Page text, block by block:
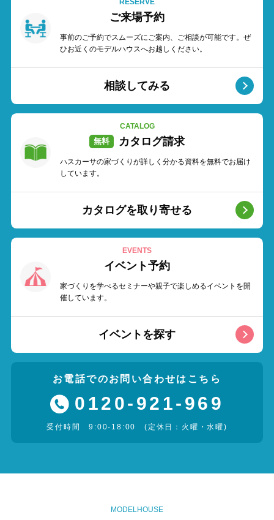
ご来場予約
事前のご予約でスムーズにご案内、ご相談が可能です。ぜ
ひお近くのモデルハウスへお越しください。
相談してみる
CATALOG
カタログ請求
ハスカーサの家づくりが詳しく分かる資料を無料でお届け
しています。
カタログを取り寄せる
EVENTS
イベント予約
家づくりを学べるセミナーや親子で楽しめるイベントを開
催しています。
イベントを探す
お電話でのお問い合わせはこちら
0120-921-969
受付時間 9:00-18:00 (定休日：火曜・水曜)
MODELHOUSE